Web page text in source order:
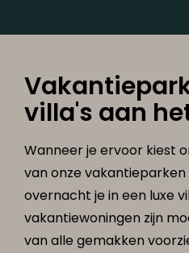
villa's aan
Wanneer je ervoor kiest
van onze vakantieparken
overnacht je in een luxe
vakantiewoningen zijn
van alle gemakken